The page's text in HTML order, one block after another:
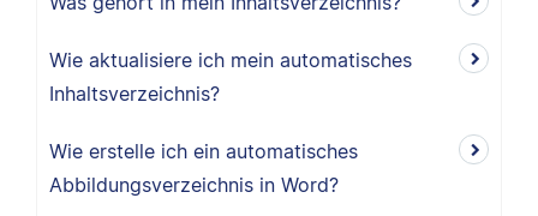
Wie aktualisiere ich mein automatisches
Inhaltsverzeichnis?
Wie erstelle ich ein automatisches
Abbildungsverzeichnis in Word?